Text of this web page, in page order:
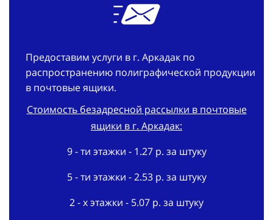
Предоставим услуги в г. Аркадак по
распространению полиграфической продукции
в почтовые ящики.
Стоимость безадресной рассылки в почтовые
ящики в г. Аркадак:
9 - ти этажки - 1.27 р. за штуку
5 - ти этажки - 2.53 р. за штуку
2 - х этажки - 5.07 р. за штуку